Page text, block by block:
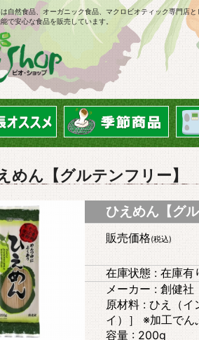
自然食品、オーガニック食品、マクロビオティック専門店と
で安心な食品を販売しています。
めん【グルテンフリー】
ひえめん【グ
販売価格(税込)
在庫状態 : 在庫有
メーカー : 創健社
原材料 : ひえ（イ
イ）］ ※加工でん
容量 : 200g